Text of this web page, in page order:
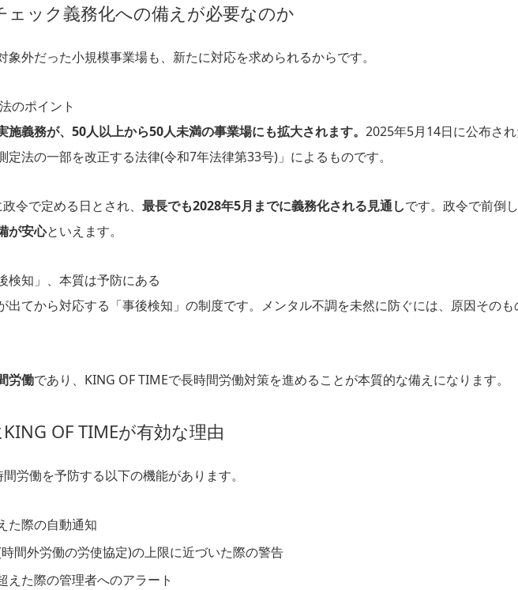
ェック義務化への備えが必要なのか
外だった小規模事業場も、新たに対応を求められるからです。
のポイント
施義務が、50人以上から50人未満の事業場にも拡大されます。 2025年5月14日に公布さ
法の一部を改正する法律(令和7年法律第33号)」によるものです。
令で定める日とされ、 最長でも2028年5月までに義務化される見通しです。政令で前倒
が安心といえます。
検知」、本質は予防にある
出てから対応する「事後検知」の制度です。メンタル不調を未然に防ぐには、原因そのも
労働であり、KING OF TIMEで長時間労働対策を進めることが本質的な備えになります。
OF TIMEが有効な理由
労働を予防する以下の機能があります。
た際の自動通知
間外労働の労使協定)の上限に近づいた際の警告
えた際の管理者へのアラート